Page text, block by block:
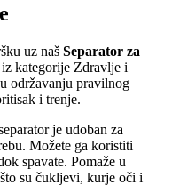
uz naš Separator za
kategorije Zdravlje i
održavanju pravilnog
i trenje.
je udoban za
Možete ga koristiti
spavate. Pomaže u
su čukljevi, kurje oči i